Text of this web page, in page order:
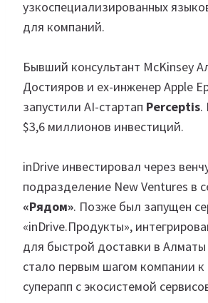
узкоспециализированных
для компаний.
Бывший консультант McKinsey
Достияров и ex-инженер Apple
запустили AI-стартап Perceptis.
$3,6 миллионов инвестиций.
inDrive инвестировал через
подразделение New Ventures в
«Рядом». Позже был запущен
«inDrive.Продукты»,
для быстрой доставки в Алматы
стало первым шагом компании
суперапп с экосистемой